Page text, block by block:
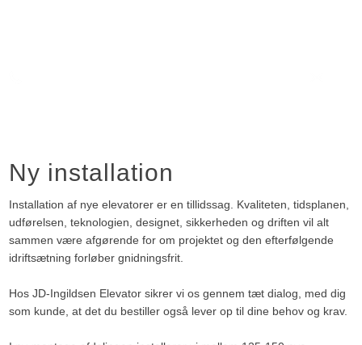
Ny installation​
Installation af nye elevatorer er en tillidssag. Kvaliteten, tidsplanen,
udførelsen, teknologien, designet, sikkerheden og driften vil alt
sammen være afgørende for om projektet og den efterfølgende
idriftsætning forløber gnidningsfrit.
Hos JD-Ingildsen Elevator sikrer vi os gennem tæt dialog, med dig
som kunde, at det du bestiller også lever op til dine behov og krav.